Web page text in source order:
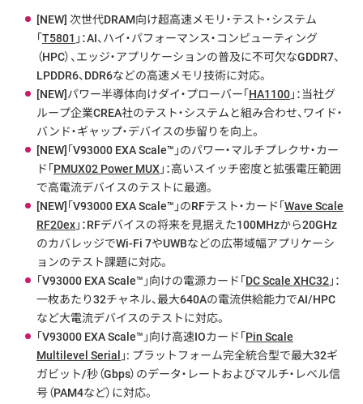
[NEW] 次世代DRAM向け超高速メモリ・テスト・システム
「T5801 」：AI、ハイ・パフォーマンス・コンピューティング
（HPC）、エッジ・アプリケーションの普及に不可欠なGDDR7、
LPDDR6、DDR6などの高速メモリ技術に対応。
[NEW]パワー半導体向けダイ・プローバー「HA1100」：当社グ
ループ企業CREA社のテスト・システムと組み合わせ、ワイド・
バンド・ギャップ・デバイスの歩留りを向上。
[NEW]「V93000 EXA Scale™」のパワー・マルチプレクサ・カー
ド「PMUX02 Power MUX」：高いスイッチ密度と拡張電圧範囲
で高電流デバイスのテストに最適。
[NEW]「V93000 EXA Scale™」のRFテスト・カード「Wave Scale
RF20ex」：RFデバイスの将来を見据えた100MHzから20GHz
のカバレッジでWi-Fi 7やUWBなどの広帯域幅アプリケーシ
ョンのテスト課題に対応。
「V93000 EXA Scale™」向けの電源カード「DC Scale XHC32」：
一枚あたり32チャネル、最大640Aの電流供給能力でAI/HPC
など大電流デバイスのテストに対応。
「V93000 EXA Scale™」向け高速IOカード「Pin Scale
Multilevel Serial 」: プラットフォーム完全統合型で最大32ギ
ガビット/秒（Gbps）のデータ・レートおよびマルチ・レベル信
号（PAM4など）に対応。